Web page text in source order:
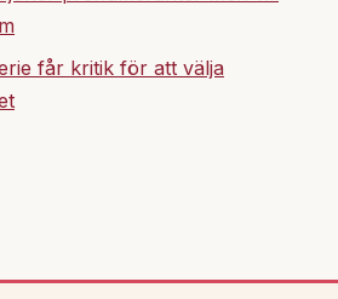
får kritik för att välja